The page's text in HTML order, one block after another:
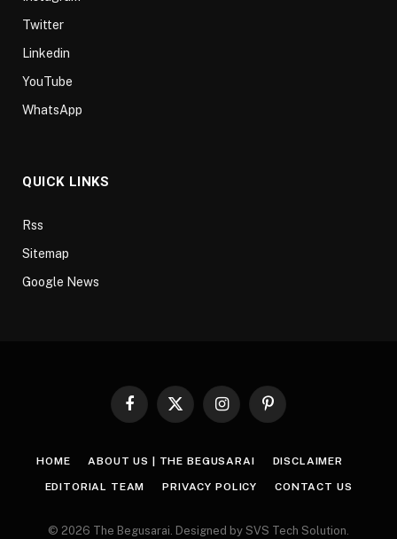
Twitter
Linkedin
YouTube
WhatsApp
QUICK LINKS
Rss
Sitemap
Google News
Facebook
X
InstagramPinterest
HOME ABOUT US | THE BEGUSARAI DISCLAIMER
EDITORIAL TEAM PRIVACY POLICY CONTACT US
© 2026 The Begusarai. Designed by SVS Tech Solution.